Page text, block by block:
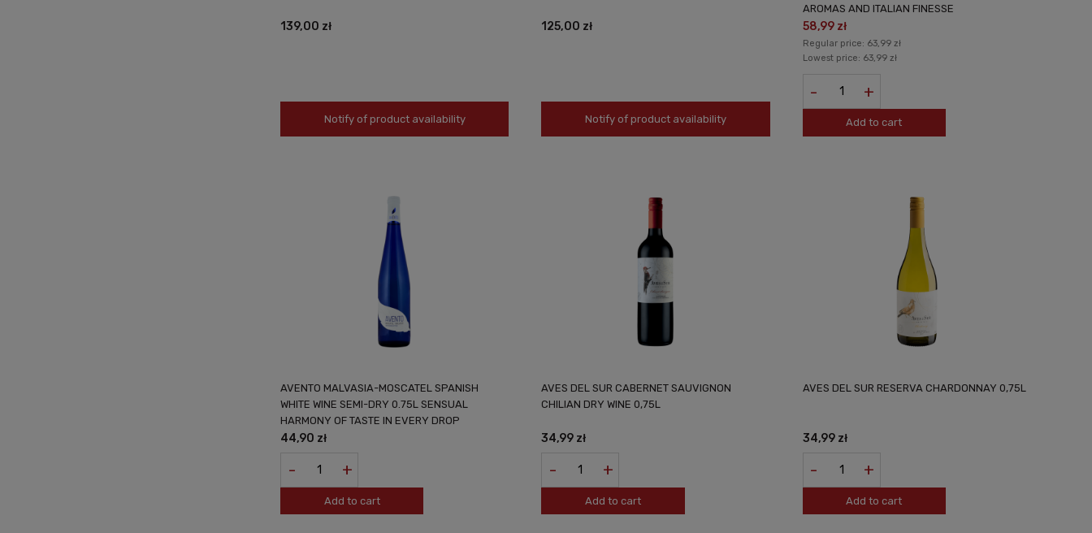
139,00 zł
Notify of product availability
125,00 zł
Notify of product availability
AROMAS AND ITALIAN FINESSE
58,99 zł
Regular price: 63,99 zł
Lowest price: 63,99 zł
- +
Add to cart
AVENTO MALVASIA-MOSCATEL SPANISH
WHITE WINE SEMI-DRY 0.75L SENSUAL
HARMONY OF TASTE IN EVERY DROP
44,90 zł
- +
Add to cart
AVES DEL SUR CABERNET SAUVIGNON
CHILIAN DRY WINE 0,75L
34,99 zł
- +
Add to cart
AVES DEL SUR RESERVA CHARDONNAY 0,75L
34,99 zł
- +
Add to cart